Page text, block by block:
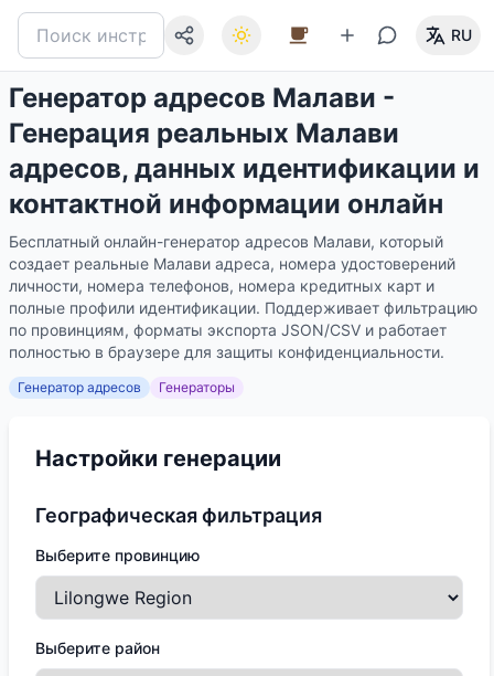
RU
Генератор адресов Малави -
Генерация реальных Малави
адресов, данных идентификации и
контактной информации онлайн
Бесплатный онлайн-генератор адресов Малави, который
создает реальные Малави адреса, номера удостоверений
личности, номера телефонов, номера кредитных карт и
полные профили идентификации. Поддерживает фильтрацию
по провинциям, форматы экспорта JSON/CSV и работает
полностью в браузере для защиты конфиденциальности.
Генератор адресов Генераторы
Настройки генерации
Географическая фильтрация
Выберите провинцию
Выберите район